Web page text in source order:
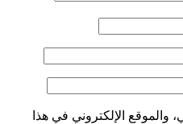
والموقع الإلكتروني في هذا